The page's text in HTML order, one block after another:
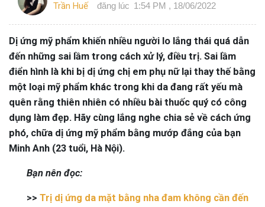
Trần Huế đăng lúc 1:54 PM , 18/06/2022
Dị ứng mỹ phẩm khiến nhiều người lo lắng thái quá dẫn
đến những sai lầm trong cách xử lý, điều trị. Sai lầm
điển hình là khi bị dị ứng chị em phụ nữ lại thay thế bằng
một loại mỹ phẩm khác trong khi da đang rất yếu mà
quên rằng thiên nhiên có nhiều bài thuốc quý có công
dụng làm đẹp. Hãy cùng lắng nghe chia sẻ về cách ứng
phó, chữa dị ứng mỹ phẩm bằng mướp đắng của bạn
Minh Anh (23 tuổi, Hà Nội).
Bạn nên đọc:
>> Trị dị ứng da mặt bằng nha đam không cần đến